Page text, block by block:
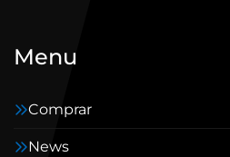
Menu
Comprar
News